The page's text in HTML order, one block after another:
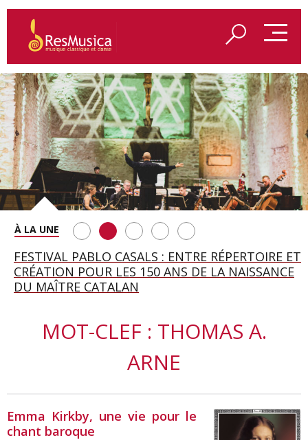
SAINT FRANÇOIS D’ASSISE À SALZBOURG, UNE
SOIRÉE IMMENSE PORTÉE PAR ROMEO
CASTELLUCCI ET MAXIME PASCAL
FESTIVAL PABLO CASALS : ENTRE RÉPERTOIRE ET
CRÉATION POUR LES 150 ANS DE LA NAISSANCE
DU MAÎTRE CATALAN
A BAYREUTH, LE 150E ANNIVERSAIRE DU RING
WAGNÉRIEN GÉNÉRÉ PAR L’IA
BETSY JOLAS FÊTE SON CENTIÈME
ANNIVERSAIRE
GEORGE BENJAMIN : « MES PARENTS AVAIENT
CETTE EXIGENCE DE L’OBJET CISELÉ »
MOT-CLEF : THOMAS A.
ARNE
Emma Kirkby, une vie pour le
chant baroque